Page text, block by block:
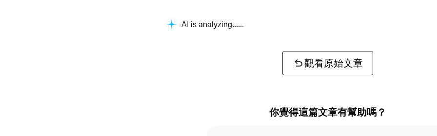
AI is analyzing...
觀看原始文章
你覺得這篇文章有幫助嗎？